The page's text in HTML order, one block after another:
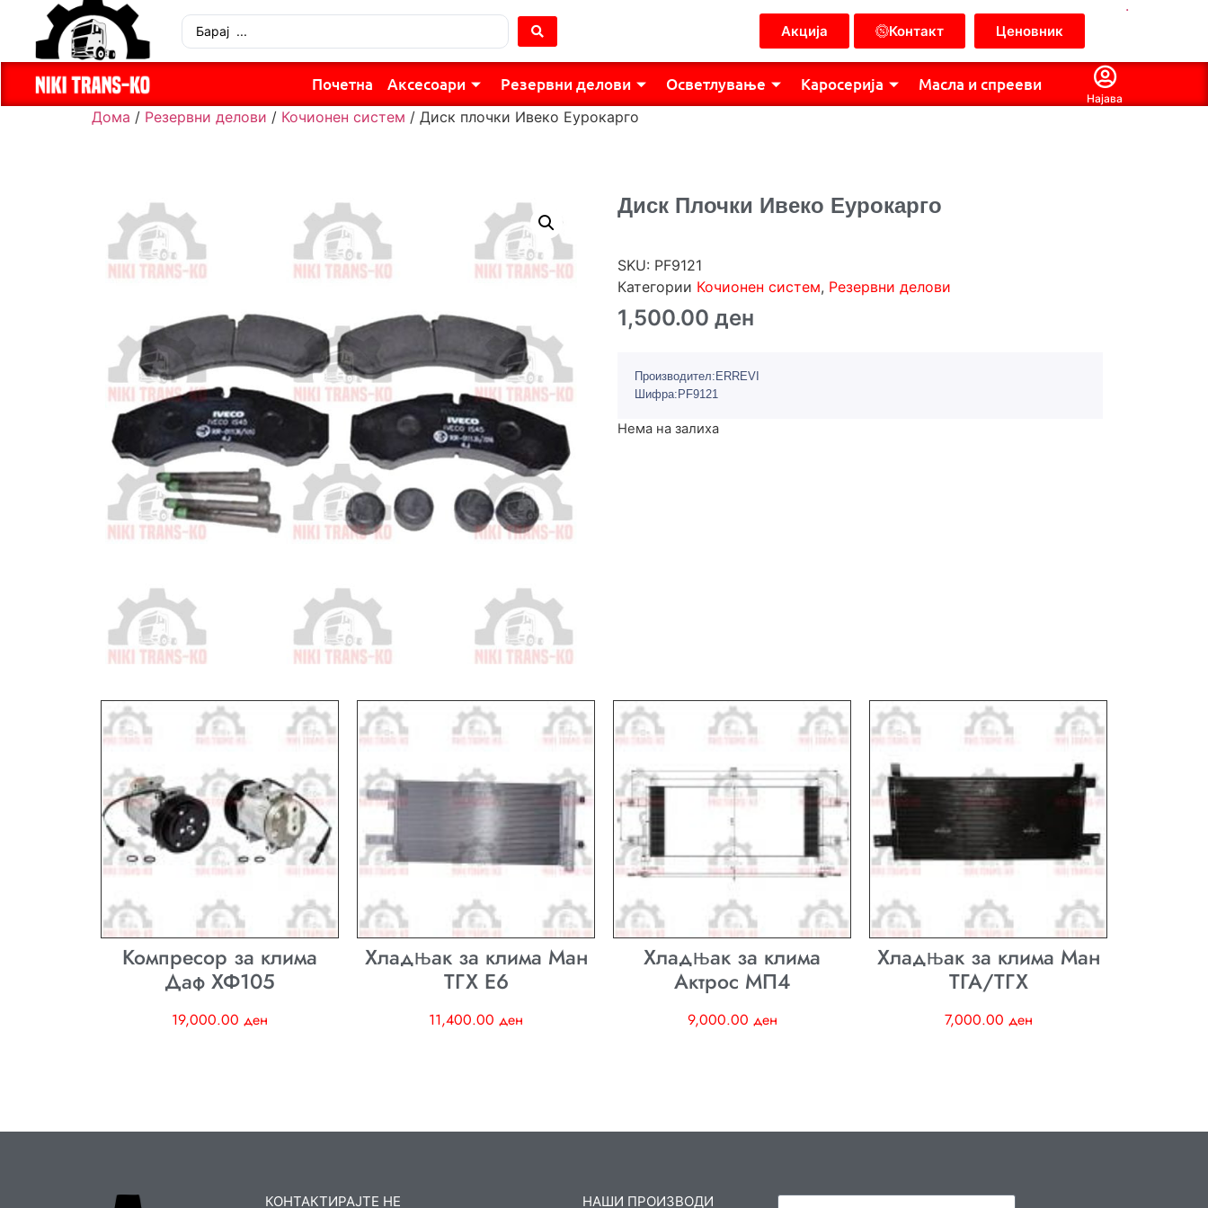
Акција Контакт Ценовник
.
Почетна Аксесоари Резервни делови Осветлување Каросерија Масла и спрееви
Најава
Дома / Резервни делови / Кочионен систем / Диск плочки Ивеко Еурокарго
Диск Плочки Ивеко Еурокарго
SKU: PF9121
Категории Кочионен систем, Резервни делови
1,500.00 ден
Производител:ERREVI
Шифра:PF9121
Нема на залиха
Компресор за клима
Даф ХФ105
19,000.00 ден
Хладњак за клима Ман
ТГХ E6
11,400.00 ден
Хладњак за клима
Актрос МП4
9,000.00 ден
Хладњак за клима Ман
ТГА/ТГХ
7,000.00 ден
КОНТАКТИРАЈТЕ НЕ НАШИ ПРОИЗВОДИ